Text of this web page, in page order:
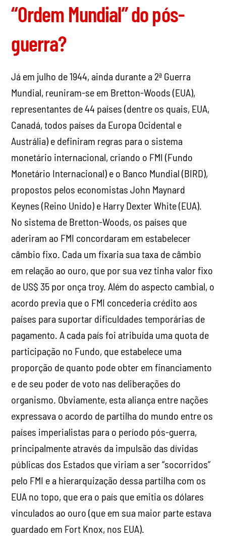
“Ordem Mundial” do pós-
guerra?
Já em julho de 1944, ainda durante a 2ª Guerra
Mundial, reuniram-se em Bretton-Woods (EUA),
representantes de 44 países (dentre os quais, EUA,
Canadá, todos países da Europa Ocidental e
Austrália) e definiram regras para o sistema
monetário internacional, criando o FMI (Fundo
Monetário Internacional) e o Banco Mundial (BIRD),
propostos pelos economistas John Maynard
Keynes (Reino Unido) e Harry Dexter White (EUA).
No sistema de Bretton-Woods, os países que
aderiram ao FMI concordaram em estabelecer
câmbio fixo. Cada um fixaria sua taxa de câmbio
em relação ao ouro, que por sua vez tinha valor fixo
de US$ 35 por onça troy. Além do aspecto cambial, o
acordo previa que o FMI concederia crédito aos
países para suportar dificuldades temporárias de
pagamento. A cada país foi atribuída uma quota de
participação no Fundo, que estabelece uma
proporção de quanto pode obter em financiamento
e de seu poder de voto nas deliberações do
organismo. Obviamente, esta aliança entre nações
expressava o acordo de partilha do mundo entre os
países imperialistas para o período pós-guerra,
principalmente através da impulsão das dívidas
públicas dos Estados que viriam a ser “socorridos”
pelo FMI e a hierarquização dessa partilha com os
EUA no topo, que era o país que emitia os dólares
vinculados ao ouro (que em sua maior parte estava
guardado em Fort Knox, nos EUA).